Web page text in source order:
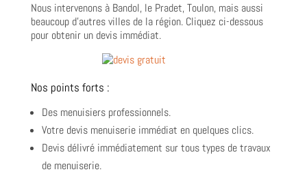
Nous intervenons à Bandol, le Pradet, Toulon, mais aussi
beaucoup d’autres villes de la région. Cliquez ci-dessous
pour obtenir un devis immédiat.
Nos points forts :
Des menuisiers professionnels.
Votre devis menuiserie immédiat en quelques clics.
Devis délivré immédiatement sur tous types de travaux
de menuiserie.